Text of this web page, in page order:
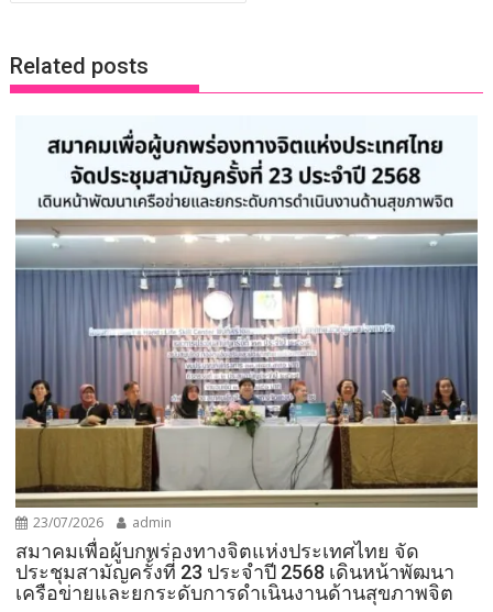
Related posts
23/07/2026 admin
สมาคมเพื่อผู้บกพร่องทางจิตแห่งประเทศไทย จัด
ประชุมสามัญครั้งที่ 23 ประจำปี 2568 เดินหน้าพัฒนา
เครือข่ายและยกระดับการดำเนินงานด้านสุขภาพจิต